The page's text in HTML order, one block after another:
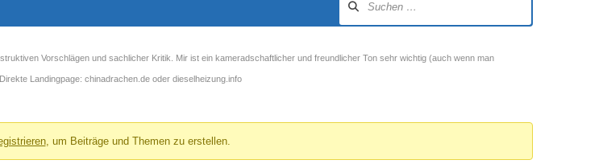
Vorschlägen und sachlicher Kritik. Mir ist ein kameradschaftlicher und freundlicher Ton sehr wichtig (auch wenn man
Landingpage: chinadrachen.de oder dieselheizung.info
, um Beiträge und Themen zu erstellen.